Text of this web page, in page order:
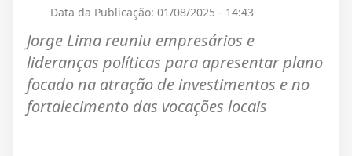
Data da Publicação: 01/08/2025 - 14:43
Jorge Lima reuniu empresários e
lideranças políticas para apresentar plano
focado na atração de investimentos e no
fortalecimento das vocações locais